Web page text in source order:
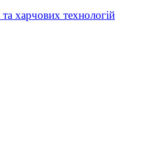
харчових технологій